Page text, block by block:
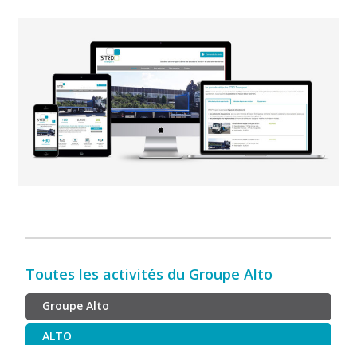
Toutes les activités du Groupe Alto
Groupe Alto
ALTO